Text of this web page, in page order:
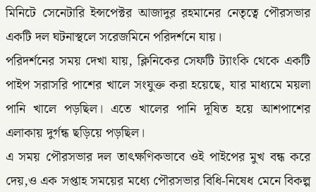
মিনিটে সেনেটারি ইন্সপেক্টর আজাদুর রহমানের নেতৃত্বে পৌরসভার
একটি দল ঘটনাস্থলে সরেজমিনে পরিদর্শনে যায়।
পরিদর্শনের সময় দেখা যায়, ক্লিনিকের সেফটি ট্যাংকি থেকে একটি
পাইপ সরাসরি পাশের খালে সংযুক্ত করা হয়েছে, যার মাধ্যমে ময়লা
পানি খালে পড়ছিল। এতে খালের পানি দূষিত হয়ে আশপাশের
এলাকায় দুর্গন্ধ ছড়িয়ে পড়ছিল।
এ সময় পৌরসভার দল তাৎক্ষণিকভাবে ওই পাইপের মুখ বন্ধ করে
দেয়,ও এক সপ্তাহ সময়ের মধ্যে পৌরসভার বিধি-নিষেধ মেনে বিকল্প